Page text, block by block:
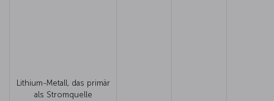
Lithium-Metall, das primär
als Stromquelle